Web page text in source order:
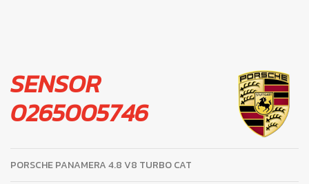
SENSOR
0265005746
PORSCHE PANAMERA 4.8 V8 TURBO CAT